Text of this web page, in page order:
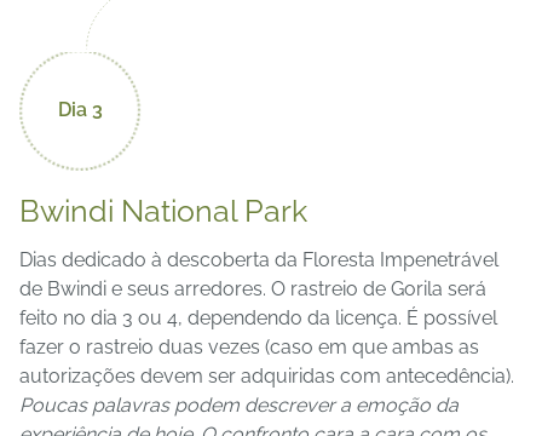
Dia 3
Bwindi National Park
Dias dedicado à descoberta da Floresta Impenetrável
de Bwindi e seus arredores. O rastreio de Gorila será
feito no dia 3 ou 4, dependendo da licença. É possível
fazer o rastreio duas vezes (caso em que ambas as
autorizações devem ser adquiridas com antecedência).
Poucas palavras podem descrever a emoção da